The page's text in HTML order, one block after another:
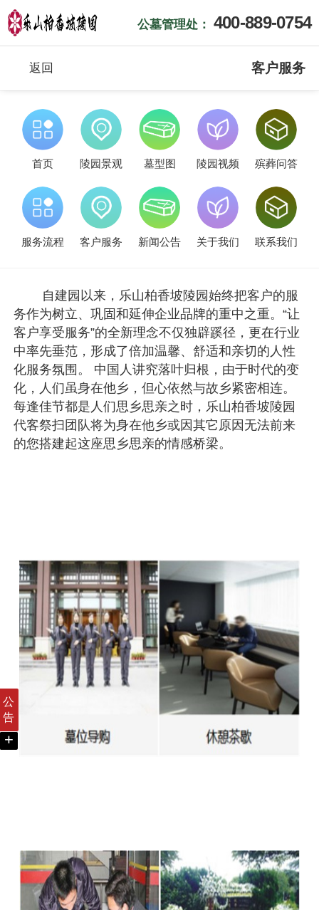
公
告
+
公墓管理处： 400-889-0754
返回 客户服务
首页 陵园景观 墓型图 陵园视频 殡葬问答
服务流程 客户服务 新闻公告 关于我们 联系我们
自建园以来，乐山柏香坡陵园始终把客户的服
务作为树立、巩固和延伸企业品牌的重中之重。“让
客户享受服务”的全新理念不仅独辟蹊径，更在行业
中率先垂范，形成了倍加温馨、舒适和亲切的人性
化服务氛围。 中国人讲究落叶归根，由于时代的变
化，人们虽身在他乡，但心依然与故乡紧密相连。
每逢佳节都是人们思乡思亲之时，乐山柏香坡陵园
代客祭扫团队将为身在他乡或因其它原因无法前来
的您搭建起这座思乡思亲的情感桥梁。